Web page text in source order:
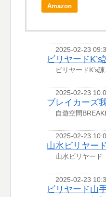
Amazon
2025-02-23
ビリヤード
ビリヤードK’s
2025-02-23
ブレイカーズ
自遊空間
2025-02-23
山水ビリヤー
山水ビリヤード
2025-02-23
ビリヤード山